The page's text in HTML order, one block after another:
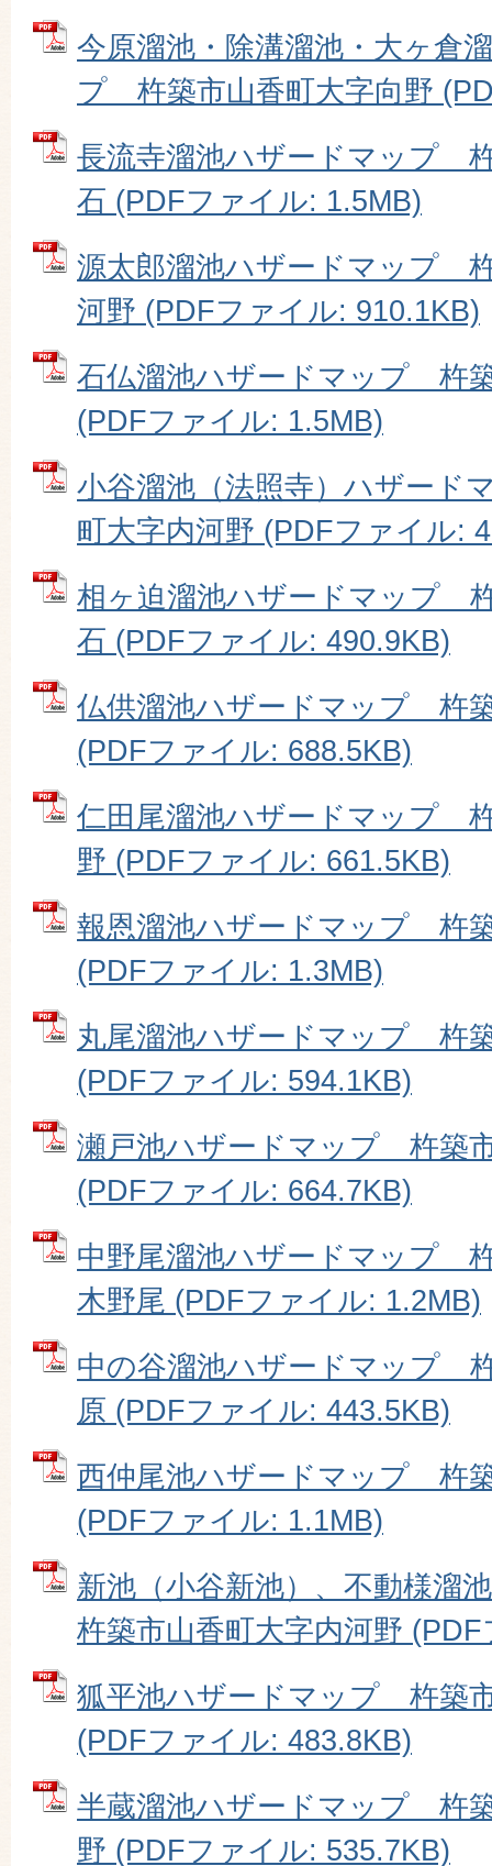
今原溜池・除溝溜池・大ヶ倉
プ 杵築市山香町大字向野
長流寺溜池ハザードマップ
石 (PDFファイル: 1.5MB)
源太郎溜池ハザードマップ
河野 (PDFファイル: 910.1KB)
石仏溜池ハザードマップ 杵
(PDFファイル: 1.5MB)
小谷溜池（法照寺）ハザード
町大字内河野 (PDFファイル:
相ヶ迫溜池ハザードマップ
石 (PDFファイル: 490.9KB)
仏供溜池ハザードマップ 杵
(PDFファイル: 688.5KB)
仁田尾溜池ハザードマップ
野 (PDFファイル: 661.5KB)
報恩溜池ハザードマップ 杵
(PDFファイル: 1.3MB)
丸尾溜池ハザードマップ 杵
(PDFファイル: 594.1KB)
瀬戸池ハザードマップ 杵築
(PDFファイル: 664.7KB)
中野尾溜池ハザードマップ
木野尾 (PDFファイル: 1.2MB)
中の谷溜池ハザードマップ
原 (PDFファイル: 443.5KB)
西仲尾池ハザードマップ 杵
(PDFファイル: 1.1MB)
新池（小谷新池）、不動様
杵築市山香町大字内河野
狐平池ハザードマップ 杵築
(PDFファイル: 483.8KB)
半蔵溜池ハザードマップ 杵
野 (PDFファイル: 535.7KB)